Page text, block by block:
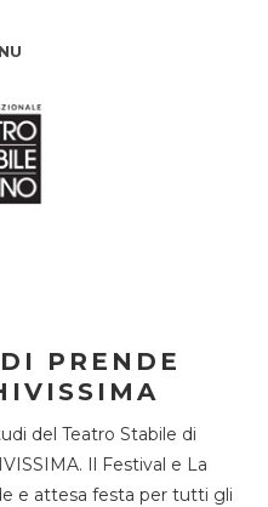
PRENDE
del Teatro Stabile di
Il Festival e La
e attesa festa per tutti gli